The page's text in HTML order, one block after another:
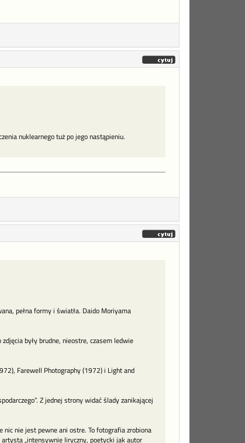
nuklearnego tuż po jego nastąpieniu.
pełna formy i światła. Daido Moriyama
były brudne, nieostre, czasem ledwie
Farewell Photography (1972) i Light and
Z jednej strony widać ślady zanikającej
nic nie jest pewne ani ostre. To fotografia zrobiona
„intensywnie liryczny, poetycki jak autor